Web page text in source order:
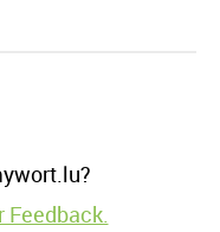
Feedback.